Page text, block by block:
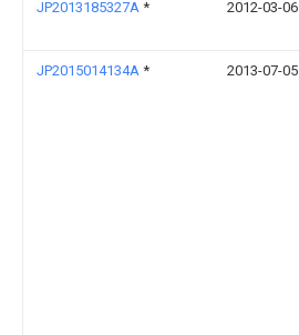
JP2013185327A * 2012-03-06
JP2015014134A * 2013-07-05